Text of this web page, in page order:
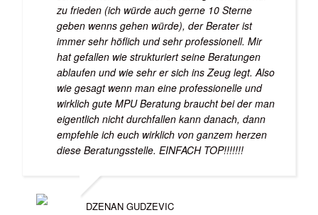
zu frieden (ich würde auch gerne 10 Sterne
geben wenns gehen würde), der Berater ist
immer sehr höflich und sehr professionell. Mir
hat gefallen wie strukturiert seine Beratungen
ablaufen und wie sehr er sich ins Zeug legt. Also
wie gesagt wenn man eine professionelle und
wirklich gute MPU Beratung braucht bei der man
eigentlich nicht durchfallen kann danach, dann
empfehle ich euch wirklich von ganzem herzen
diese Beratungsstelle. EINFACH TOP!!!!!!!
DZENAN GUDZEVIC